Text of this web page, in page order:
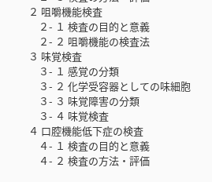
２ 咀嚼機能検査
２- １ 検査の目的と意義
２- ２ 咀嚼機能の検査法
３ 味覚検査
３- １ 感覚の分類
３- ２ 化学受容器としての味細胞
３- ３ 味覚障害の分類
３- ４ 味覚検査
４ 口腔機能低下症の検査
４- １ 検査の目的と意義
４- ２ 検査の方法・評価